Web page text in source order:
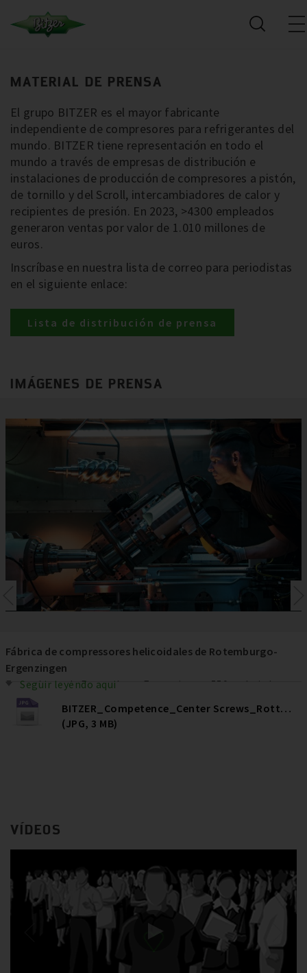
MATERIAL DE PRENSA
El grupo BITZER es el mayor fabricante
independiente de compresores para refrigerantes del
mundo. BITZER tiene representación en todo el
mundo a través de empresas de distribución e
instalaciones de producción de compresores a pistón,
de tornillo y del Scroll, intercambiadores de calor y
recipientes de presión. En 2023, >4300 empleados
generaron ventas por valor de 1.010 millones de
euros.
Inscríbase en nuestra lista de correo para periodistas
en el siguiente enlace:
Lista de distribución de prensa
IMÁGENES DE PRENSA
Fábrica de compressores helicoidales de Rotemburgo-
Ergenzingen
En la planta de Rottenburg-Ergenzingen, 550 trabajadores
fabrican compresores de tornillo de calidad. BITZER ha
invertido en los últimos años en el centro más de 80
millones de euros para incrementar la eficiencia, la calidad y
Seguir leyendo aqui
BITZER_Competence_Center Screws_Rottenburg
(JPG, 3 MB)
VÍDEOS